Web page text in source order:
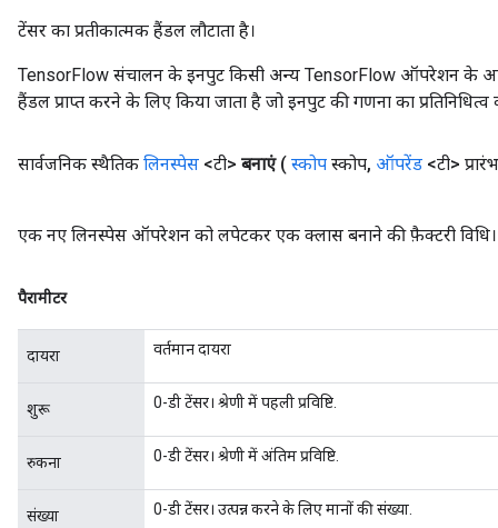
टेंसर का प्रतीकात्मक हैंडल लौटाता है।
TensorFlow संचालन के इनपुट किसी अन्य TensorFlow ऑपरेशन के
हैंडल प्राप्त करने के लिए किया जाता है जो इनपुट की गणना का प्रतिनिधित्व
सार्वजनिक स्थैतिक लिनस्पेस <टी> बनाएं ( स्कोप स्कोप, ऑपरेंड <टी> प्रारंभ
एक नए लिनस्पेस ऑपरेशन को लपेटकर एक क्लास बनाने की फ़ैक्टरी विधि।
पैरामीटर
दायरा वर्तमान दायरा
शुरू 0-डी टेंसर। श्रेणी में पहली प्रविष्टि.
रुकना 0-डी टेंसर। श्रेणी में अंतिम प्रविष्टि.
संख्या 0-डी टेंसर। उत्पन्न करने के लिए मानों की संख्या.